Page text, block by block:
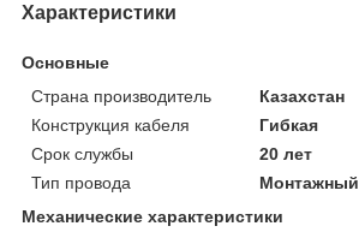
Характеристики
Основные
Страна производитель
Казахстан
Конструкция кабеля
Гибкая
Срок службы
20 лет
Тип провода
Монтажный
Механические характеристики